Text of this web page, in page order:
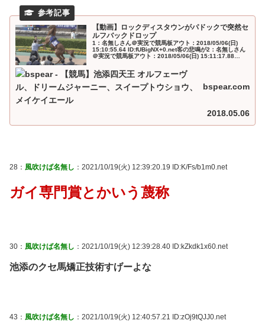
【動画】ロックディスタウンがパドックで突然セ
ルフバックドロップ
1：名無しさん＠実況で競馬板アウト：2018/05/06(日)
15:10:55.64 ID:fUBigNX+0.net客の悲鳴が2：名無しさん
＠実況で競馬板アウト：2018/05/06(日) 15:11:17.88
bspear.com
2018.05.06
28： 風吹けば名無し ：2021/10/19(火) 12:39:20.19 ID:K/Fs/b1m0.net
ガイ専門賞とかいう蔑称
30： 風吹けば名無し ：2021/10/19(火) 12:39:28.40 ID:kZkdk1x60.net
池添のクセ馬矯正技術すげーよな
43： 風吹けば名無し ：2021/10/19(火) 12:40:57.21 ID:zOj9tQJJ0.net